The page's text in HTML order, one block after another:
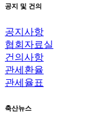
공지 및 건의
공지사항
협회자료실
건의사항
관세환율
관세율표
축산뉴스